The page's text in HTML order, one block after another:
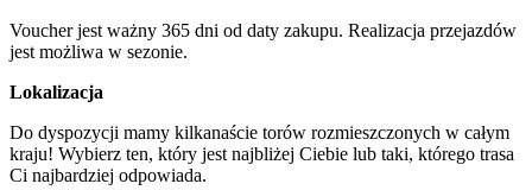
Voucher jest ważny 365 dni od daty zakupu. Realizacja przejazdów
jest możliwa w sezonie.
Lokalizacja
Do dyspozycji mamy kilkanaście torów rozmieszczonych w całym
kraju! Wybierz ten, który jest najbliżej Ciebie lub taki, którego trasa
Ci najbardziej odpowiada.